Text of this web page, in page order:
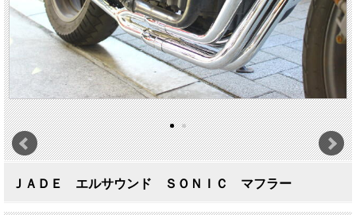
ＪＡＤＥ エルサウンド ＳＯＮＩＣ マフラー